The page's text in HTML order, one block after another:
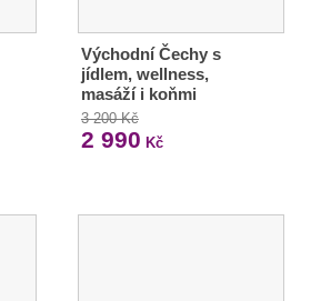
Východní Čechy s
jídlem, wellness,
masáží i koňmi
3 200 Kč
2 990 Kč